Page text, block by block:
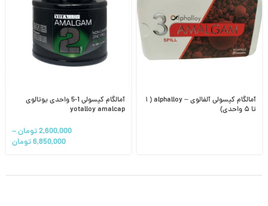
آمالگام کپسولی آلفالوی – alphalloy ( ۱
تا ۵ واحدی)
آمالگام کپسولی 1-5 واحدی یوتالوی
yotalloy amalcap
2,600,000تومان–
6,850,000تومان